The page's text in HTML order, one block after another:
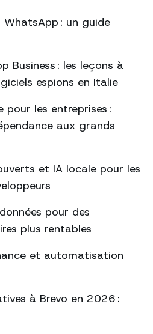
: un guide
Business : les leçons à
espions en Italie
les entreprises :
aux grands
et IA locale pour les
pour des
plus rentables
et automatisation
à Brevo en 2026 :